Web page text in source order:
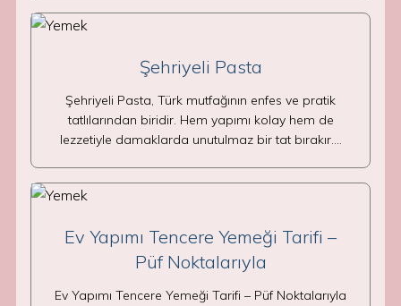
Şehriyeli Pasta
Şehriyeli Pasta, Türk mutfağının enfes ve pratik
tatlılarından biridir. Hem yapımı kolay hem de
lezzetiyle damaklarda unutulmaz bir tat bırakır.…
Ev Yapımı Tencere Yemeği Tarifi –
Püf Noktalarıyla
Ev Yapımı Tencere Yemeği Tarifi – Püf Noktalarıyla